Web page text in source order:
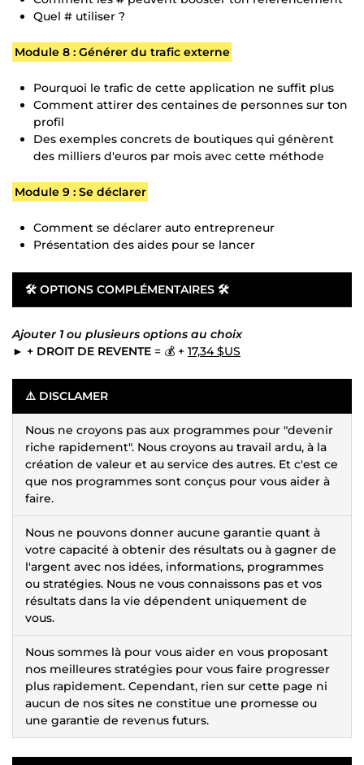
Quel # utiliser ?
Module 8 : Générer du trafic externe
Pourquoi le trafic de cette application ne suffit plus
Comment attirer des centaines de personnes sur ton
profil
Des exemples concrets de boutiques qui génèrent
des milliers d'euros par mois avec cette méthode
Module 9 : Se déclarer
Comment se déclarer auto entrepreneur
Présentation des aides pour se lancer
🛠 OPTIONS COMPLÉMENTAIRES 🛠
Ajouter 1 ou plusieurs options au choix
► + DROIT DE REVENTE = 💰 + 17,34 $US
⚠️ DISCLAMER
Nous ne croyons pas aux programmes pour "devenir
riche rapidement". Nous croyons au travail ardu, à la
création de valeur et au service des autres. Et c'est ce
que nos programmes sont conçus pour vous aider à
faire.
Nous ne pouvons donner aucune garantie quant à
votre capacité à obtenir des résultats ou à gagner de
l'argent avec nos idées, informations, programmes
ou stratégies. Nous ne vous connaissons pas et vos
résultats dans la vie dépendent uniquement de
vous.
Nous sommes là pour vous aider en vous proposant
nos meilleures stratégies pour vous faire progresser
plus rapidement. Cependant, rien sur cette page ni
aucun de nos sites ne constitue une promesse ou
une garantie de revenus futurs.